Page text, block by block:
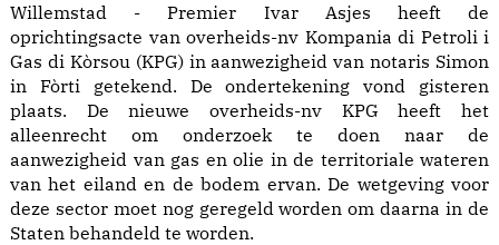
Willemstad - Premier Ivar Asjes heeft de
oprichtingsacte van overheids-nv Kompania di Petroli i
Gas di Kòrsou (KPG) in aanwezigheid van notaris Simon
in Fòrti getekend. De ondertekening vond gisteren
plaats. De nieuwe overheids-nv KPG heeft het
alleenrecht om onderzoek te doen naar de
aanwezigheid van gas en olie in de territoriale wateren
van het eiland en de bodem ervan. De wetgeving voor
deze sector moet nog geregeld worden om daarna in de
Staten behandeld te worden.